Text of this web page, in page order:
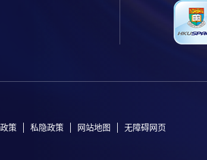
策 私隐政策 网站地图 无障碍网页